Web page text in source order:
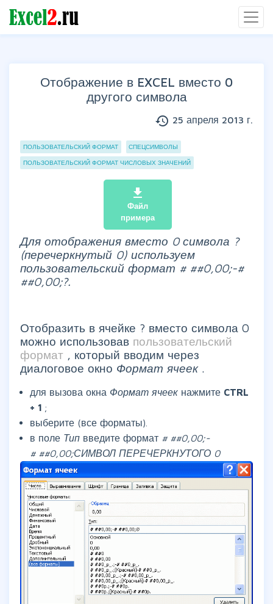
Отображение в EXCEL вместо 0
другого символа
history 25 апреля 2013 г.
Группы статей
ПОЛЬЗОВАТЕЛЬСКИЙ ФОРМАТ СПЕЦСИМВОЛЫ
ПОЛЬЗОВАТЕЛЬСКИЙ ФОРМАТ ЧИСЛОВЫХ ЗНАЧЕНИЙ
file_download
Файл
примера
Для отображения вместо 0 символа ?
(перечеркнутый 0) используем
пользовательский формат # ##0,00;-#
##0,00;?.
Отобразить в ячейке ? вместо символа 0
можно использовав пользовательский
формат , который вводим через
диалоговое окно Формат ячеек .
для вызова окна Формат ячеек нажмите CTRL
+ 1 ;
выберите (все форматы).
в поле Тип введите формат # ##0,00;-
# ##0,00;СИМВОЛ ПЕРЕЧЕРКНУТОГО 0